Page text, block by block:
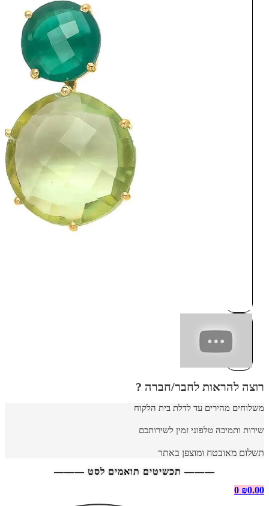
רוצה להראות לחבר/חברה ?
משלוחים מהירים עד לדלת בית הלקוח
שירות ותמיכה טלפוני זמין לשירותכם
תשלום מאובטח ומוצפן באתר
——— תכשיטים תואמים לסט ———
₪0.00
0